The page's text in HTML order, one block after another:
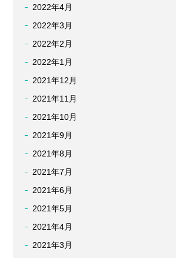
2022年4月
2022年3月
2022年2月
2022年1月
2021年12月
2021年11月
2021年10月
2021年9月
2021年8月
2021年7月
2021年6月
2021年5月
2021年4月
2021年3月